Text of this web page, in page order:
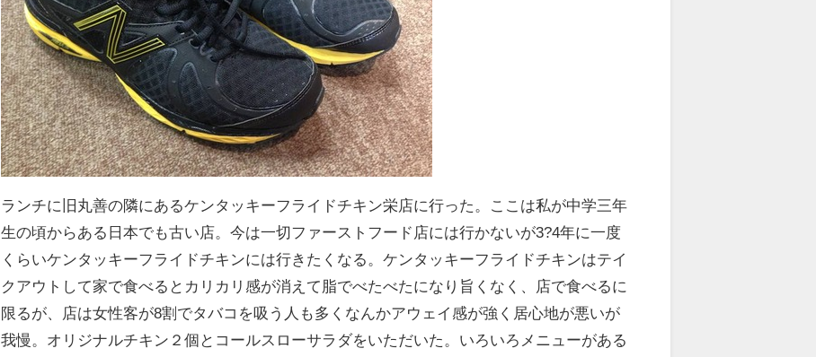
ランチに旧丸善の隣にあるケンタッキーフライドチキン栄店に行った。ここは私が中学三年
生の頃からある日本でも古い店。今は一切ファーストフード店には行かないが3?4年に一度
くらいケンタッキーフライドチキンには行きたくなる。ケンタッキーフライドチキンはテイ
クアウトして家で食べるとカリカリ感が消えて脂でべたべたになり旨くなく、店で食べるに
限るが、店は女性客が8割でタバコを吸う人も多くなんかアウェイ感が強く居心地が悪いが
我慢。オリジナルチキン２個とコールスローサラダをいただいた。いろいろメニューがある